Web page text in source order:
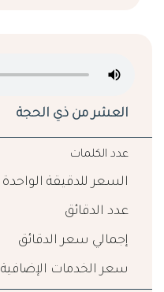
العشر من ذي الحجة
عدد الكلمات
السعر للدقيقة الواحدة
عدد الدقائق
إجمالي سعر الدقائق
سعر الخدمات الإضافية